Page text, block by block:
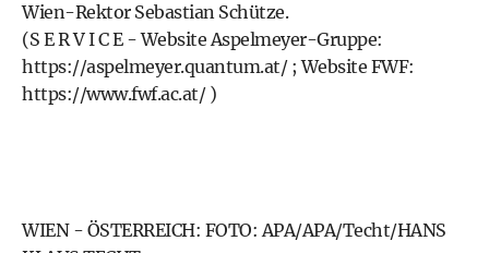
Wien-Rektor Sebastian Schütze.
(S E R V I C E - Website Aspelmeyer-Gruppe:
https://aspelmeyer.quantum.at/; Website FWF:
https://www.fwf.ac.at/)
WIEN - ÖSTERREICH: FOTO: APA/APA/Techt/HANS